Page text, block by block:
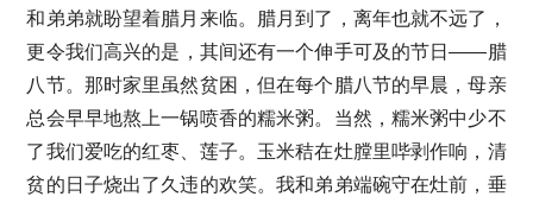
和弟弟就盼望着腊月来临。腊月到了，离年也就不远了，
更令我们高兴的是，其间还有一个伸手可及的节日——腊
八节。那时家里虽然贫困，但在每个腊八节的早晨，母亲
总会早早地熬上一锅喷香的糯米粥。当然，糯米粥中少不
了我们爱吃的红枣、莲子。玉米秸在灶膛里哔剥作响，清
贫的日子烧出了久违的欢笑。我和弟弟端碗守在灶前，垂